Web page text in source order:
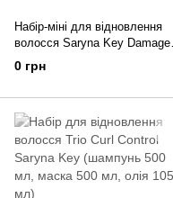
Набір-міні для відновлення
волосся Saryna Key Damage
Repair
0 грн